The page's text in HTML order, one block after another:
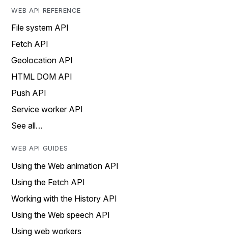
WEB API REFERENCE
File system API
Fetch API
Geolocation API
HTML DOM API
Push API
Service worker API
See all…
WEB API GUIDES
Using the Web animation API
Using the Fetch API
Working with the History API
Using the Web speech API
Using web workers